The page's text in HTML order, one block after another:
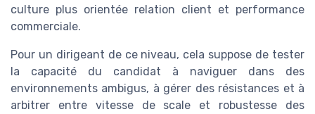
culture plus orientée relation client et performance
commerciale.
Pour un dirigeant de ce niveau, cela suppose de tester
la capacité du candidat à naviguer dans des
environnements ambigus, à gérer des résistances et à
arbitrer entre vitesse de scale et robustesse des